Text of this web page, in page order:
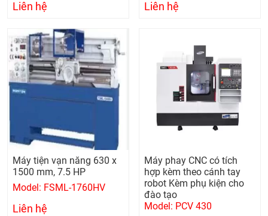
Liên hệ Liên hệ
Máy tiện vạn năng 630 x
1500 mm, 7.5 HP
Model: FSML-1760HV
Liên hệ
Máy phay CNC có tích
hợp kèm theo cánh tay
robot Kèm phụ kiện cho
đào tạo
Model: PCV 430